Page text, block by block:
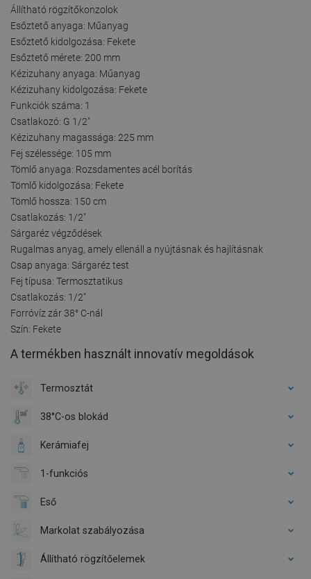
Állítható rögzítőkonzolok
Esőztető anyaga: Műanyag
Esőztető kidolgozása: Fekete
Esőztető mérete: 200 mm
Kézizuhany anyaga: Műanyag
Kézizuhany kidolgozása: Fekete
Funkciók száma: 1
Csatlakozó: G 1/2"
Kézizuhany magassága: 225 mm
Fej szélessége: 105 mm
Tömlő anyaga: Rozsdamentes acél borítás
Tömlő kidolgozása: Fekete
Tömlő hossza: 150 cm
Csatlakozás: 1/2"
Sárgaréz végződések
Rugalmas anyag, amely ellenáll a nyújtásnak és hajlításnak
Csap anyaga: Sárgaréz test
Fej típusa: Termosztatikus
Csatlakozás: 1/2"
Forróvíz zár 38° C-nál
Szín: Fekete
A termékben használt innovatív megoldások
Termosztát
38°C-os blokád
Kerámiafej
1-funkciós
Eső
Markolat szabályozása
Állítható rögzítőelemek